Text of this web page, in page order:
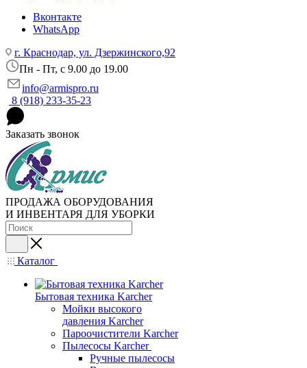
Вконтакте
WhatsApp
г. Краснодар, ул. Дзержинского,92
Пн - Пт, c 9.00 до 19.00
info@armispro.ru
8 (918) 233-35-23
Заказать звонок
ПРОДАЖА ОБОРУДОВАНИЯ
И ИНВЕНТАРЯ ДЛЯ УБОРКИ
Каталог
Бытовая техника Karcher
Мойки высокого
давления Karcher
Пароочистители Karcher
Пылесосы Karcher
Ручные пылесосы